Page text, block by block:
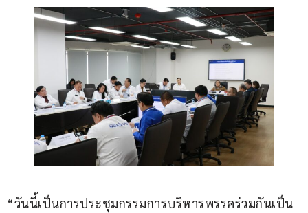
“วันนี้เป็นการประชุมกรรมการบริหารพรรคร่วมกันเป็น